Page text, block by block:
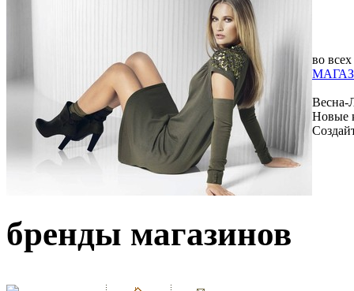
во всех
Весна-
Новые
бренды магазинов